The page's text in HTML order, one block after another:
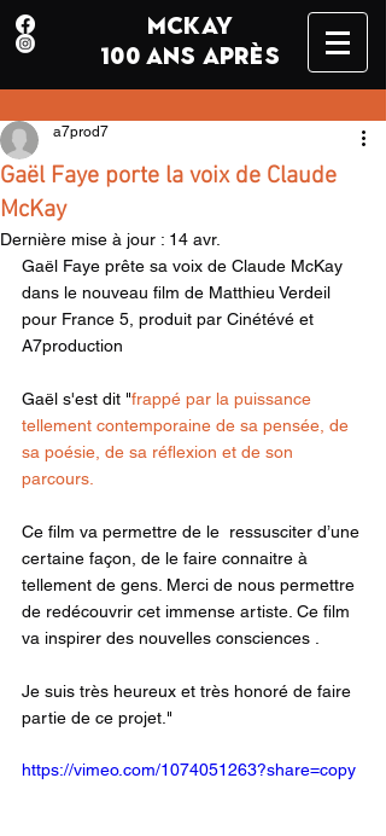
MCKAY
100 ANS APRÈS
Gaël Faye porte la voix de Claude
McKay
a7prod7
Dernière mise à jour : 14 avr.
Gaël Faye prête sa voix de Claude McKay
dans le nouveau film de Matthieu Verdeil
pour France 5, produit par Cinétévé et
A7production
Gaël s'est dit "frappé par la puissance
tellement contemporaine de sa pensée, de
sa poésie, de sa réflexion et de son
parcours.
Ce film va permettre de le  ressusciter d’une
certaine façon, de le faire connaitre à
tellement de gens. Merci de nous permettre
de redécouvrir cet immense artiste. Ce film
va inspirer des nouvelles consciences .
Je suis très heureux et très honoré de faire
partie de ce projet."
https://vimeo.com/1074051263?share=copy